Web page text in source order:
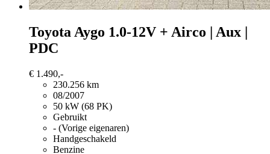
Toyota Aygo 1.0-12V + Airco | Aux |
PDC
€ 1.490,-
230.256 km
08/2007
50 kW (68 PK)
Gebruikt
- (Vorige eigenaren)
Handgeschakeld
Benzine